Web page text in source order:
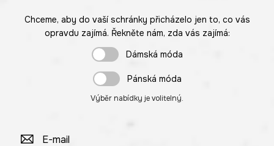
Chceme, aby do vaší schránky přicházelo jen to, co vás
opravdu zajímá. Řekněte nám, zda vás zajímá:
Dámská móda
Pánská móda
Výběr nabídky je volitelný.